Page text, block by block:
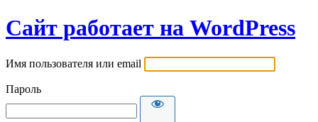
Сайт работает на WordPress
Имя пользователя или email
Пароль